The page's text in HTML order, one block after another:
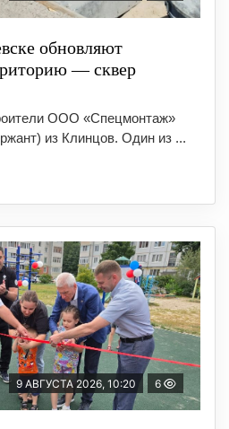
обновляют
— сквер
ООО «Спецмонтаж»
из Клинцов. Один из ...
9 АВГУСТА 2026, 10:20 6